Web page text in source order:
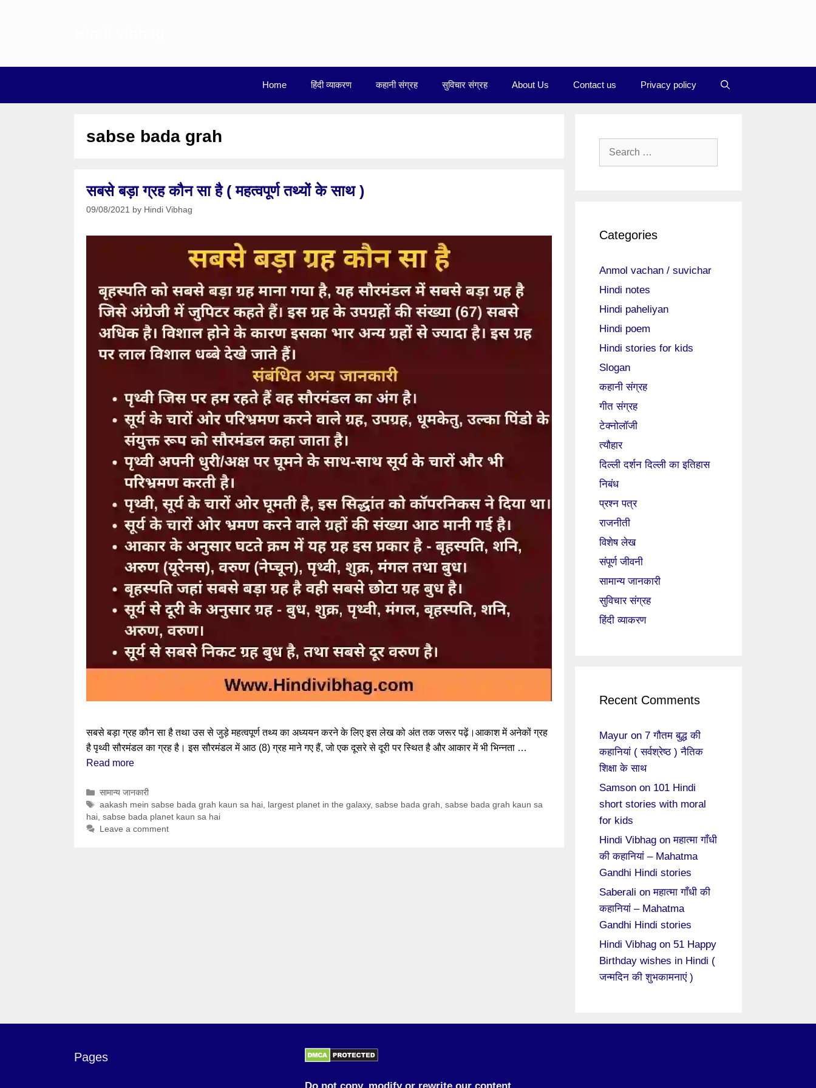
Home हिंदी व्याकरण कहानी संग्रह सुविचार संग्रह About Us Contact us Privacy policy
sabse bada grah
सबसे बड़ा ग्रह कौन सा है ( महत्वपूर्ण तथ्यों के साथ )
09/08/2021 by Hindi Vibhag
सबसे बड़ा ग्रह कौन सा है तथा उस से जुड़े महत्वपूर्ण तथ्य का अध्ययन करने के लिए इस लेख को अंत तक जरूर पढ़ें।आकाश में अनेकों ग्रह
है पृथ्वी सौरमंडल का ग्रह है। इस सौरमंडल में आठ (8) ग्रह माने गए हैं, जो एक दूसरे से दूरी पर स्थित है और आकार में भी भिन्नता …
Read more
Categories
सामान्य जानकारी
Tags
aakash mein sabse bada grah kaun sa hai, largest planet in the galaxy, sabse bada grah sabse bada grah kaun sa
hai sabse bada planet kaun sa hai
Leave a comment
Search
Categories
Anmol vachan / suvichar
Hindi notes
Hindi paheliyan
Hindi poem
Hindi stories for kids
Slogan
कहानी संग्रह
गीत संग्रह
टेक्नोलॉजी
त्यौहार
दिल्ली दर्शन दिल्ली का इतिहास
निबंध
प्रश्न पत्र
राजनीती
विशेष लेख
संपूर्ण जीवनी
सामान्य जानकारी
सुविचार संग्रह
हिंदी व्याकरण
Recent Comments
Mayur on 7 गौतम बुद्ध की
कहानियां ( सर्वश्रेष्ठ ) नैतिक
शिक्षा के साथ
Samson on 101 Hindi
short stories with moral
for kids
Hindi Vibhag onमहात्मा गाँधी
की कहानियां – Mahatma
Gandhi Hindi stories
Saberali onमहात्मा गाँधी की
कहानियां – Mahatma
Gandhi Hindi stories
Hindi Vibhag on 51 Happy
Birthday wishes in Hindi (
जन्मदिन की शुभकामनाएं )
Pages